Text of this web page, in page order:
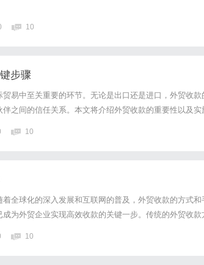
10
步骤
易中至关重要的环节。无论是出口还是进口，外贸收款
之间的信任关系。本文将介绍外贸收款的重要性以及实
金安全的重要手段。国际贸易往往涉及跨国交易，不同
通过合理选择外贸收款方式可以规避汇率风险、...
10
全球化的深入发展和互联网的普及，外贸收款的方式和
为外贸企业实现高效收款的关键一步。传统的外贸收款
及繁琐的手续和时间成本，限制了企业的收款效率和资
的迅猛发展，外贸收款正朝着数字化、智能化的...
10